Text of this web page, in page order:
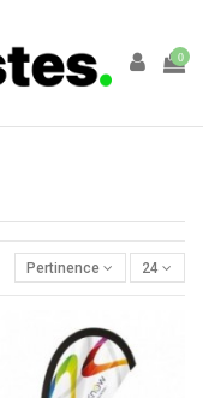
0
Pertinence 24